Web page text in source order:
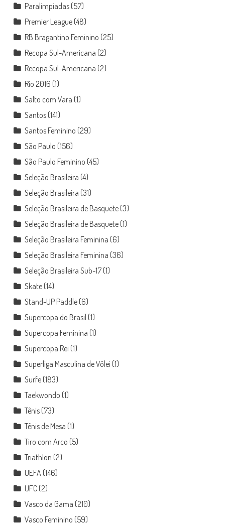
Paralimpíadas(57)
Premier League(48)
RB Bragantino Feminino (25)
Recopa Sul-Americana (2)
Recopa Sul-Americana (2)
Rio 2016 (1)
Salto com Vara (1)
Santos(141)
Santos Feminino (29)
São Paulo (156)
São Paulo Feminino (45)
Seleção Brasileira (4)
Seleção Brasileira (31)
Seleção Brasileira de Basquete(3)
Seleção Brasileira de Basquete(1)
Seleção Brasileira Feminina (6)
Seleção Brasileira Feminina (36)
Seleção Brasileira Sub-17(1)
Skate(14)
Stand-UP Paddle(6)
Supercopa do Brasil (1)
Supercopa Feminina (1)
Supercopa Rei (1)
Superliga Masculina de Vôlei (1)
Surfe(183)
Taekwondo (1)
Tênis(73)
Tênis de Mesa (1)
Tiro com Arco (5)
Triathlon (2)
UEFA (146)
UFC(2)
Vasco da Gama (210)
Vasco Feminino (59)